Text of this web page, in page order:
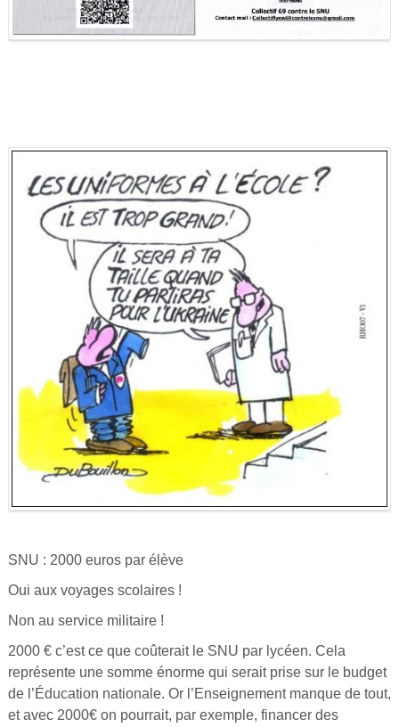
SNU : 2000 euros par élève
Oui aux voyages scolaires !
Non au service militaire !
2000 € c’est ce que coûterait le SNU par lycéen. Cela
représente une somme énorme qui serait prise sur le budget
de l’Éducation nationale. Or l’Enseignement manque de tout,
et avec 2000€ on pourrait, par exemple, financer des